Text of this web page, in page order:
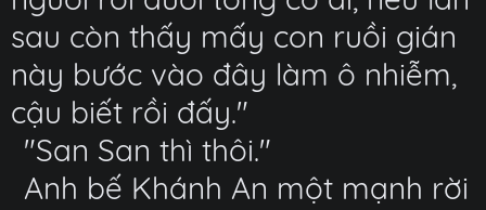
sau còn thấy mấy con ruồi gián
này bước vào đây làm ô nhiễm,
cậu biết rồi đấy."
"San San thì thôi."
Anh bế Khánh An một mạnh rời